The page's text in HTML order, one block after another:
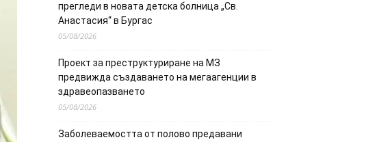
прегледи в новата детска болница „Св.
Анастасия“ в Бургас
05/08/2026
Проект за преструктуриране на МЗ
предвижда създаването на мегаагенции в
здравеопазването
05/08/2026
Заболеваемостта от полово предавани